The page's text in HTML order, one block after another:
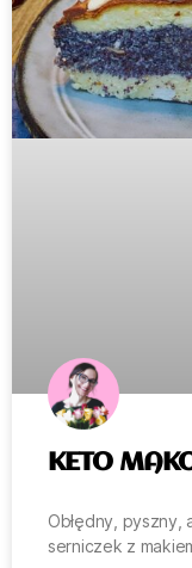
KETO
Obłędny,
serniczek z